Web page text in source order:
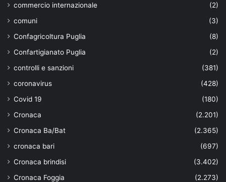
commercio internazionale
(2)
comuni
(3)
Confagricoltura Puglia
(8)
Confartigianato Puglia
(2)
controlli e sanzioni
(381)
coronavirus
(428)
Covid 19
(180)
Cronaca
(2.201)
Cronaca Ba/Bat
(2.365)
cronaca bari
(697)
Cronaca brindisi
(3.402)
Cronaca Foggia
(2.273)